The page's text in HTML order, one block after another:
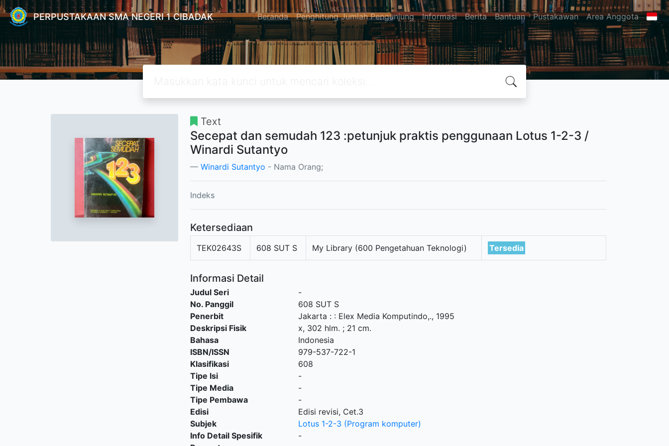
PERPUSTAKAAN SMA NEGERI 1 CIBADAK Beranda Penghitung Jumlah Pengunjung Informasi Berita Bantuan Pustakawan Area Anggota
Text
Secepat dan semudah 123 :petunjuk praktis penggunaan Lotus 1-2-3 /
Winardi Sutantyo
Winardi Sutantyo - Nama Orang;
Indeks
Ketersediaan
TEK02643S 608 SUT S My Library (600 Pengetahuan Teknologi) Tersedia
Informasi Detail
Judul Seri
-
No. Panggil
608 SUT S
Penerbit
Jakarta :: Elex Media Komputindo,., 1995
Deskripsi Fisik
x, 302 hlm. ; 21 cm.
Bahasa
Indonesia
ISBN/ISSN
979-537-722-1
Klasifikasi
608
Tipe Isi
-
Tipe Media
-
Tipe Pembawa
-
Edisi
Edisi revisi, Cet.3
Subjek
Lotus 1-2-3 (Program komputer)
Info Detail Spesifik
-